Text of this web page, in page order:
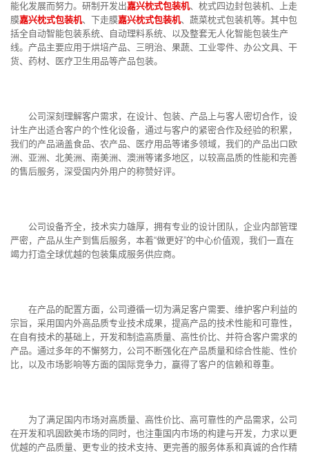
能化发展而努力。研制开发出嘉兴枕式包装机、枕式四边封包装机、上走
膜嘉兴枕式包装机、下走膜嘉兴枕式包装机、蔬菜枕式包装机等。其中包
括全自动智能包装系统、自动理料系统、以及整套无人化智能包装生产
线。产品主要应用于烘培产品、三明治、果蔬、工业零件、办公文具、干
货、药材、医疗卫生用品等产品包装。
公司深刻理解客户需求，在设计、包装、产品上与客人密切合作，设
计生产出适合客户的个性化设备，通过与客户的紧密合作及经验的积累，
我们的产品涵盖食品、农产品、医疗用品等诸多领域，我们的产品出口欧
洲、亚洲、北美洲、南美洲、澳洲等诸多地区，以较高品质的性能和完善
的售后服务，深受国内外用户的称赞好评。
公司设备齐全，技术实力雄厚，拥有专业的设计团队，企业内部管理
严密，产品从生产到售后服务，本着“做更好”的中心价值观，我们一直在
竭力打造全球优越的包装集成服务供应商。
在产品的配置方面，公司遵循一切为满足客户需要、维护客户利益的
宗旨，采用国内外高品质专业技术成果，提高产品的技术性能和可靠性，
在自有技术的基础上，开发和制造高质量、高性价比、并符合客户需求的
产品。通过多年的不懈努力，公司不断强化在产品质量和综合性能、性价
比，以及市场影响等方面的国际竞争力，赢得了客户的信赖和尊重。
为了满足国内市场对高质量、高性价比、高可靠性的产品需求，公司
在开发和巩固欧美市场的同时，也注重国内市场的构建与开发，力求以更
优越的产品质量、更专业的技术支持、更完善的服务体系和真诚的合作精